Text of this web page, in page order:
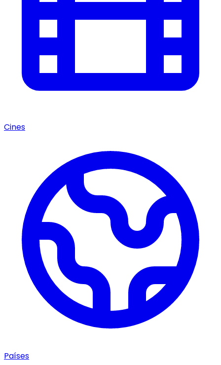
Cines
Países